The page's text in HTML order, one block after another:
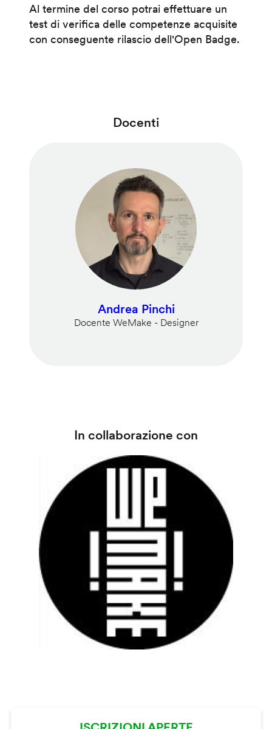
Al termine del corso potrai effettuare un
test di verifica delle competenze acquisite
con conseguente rilascio dell'Open Badge.
Docenti
Andrea Pinchi
Docente WeMake - Designer
In collaborazione con